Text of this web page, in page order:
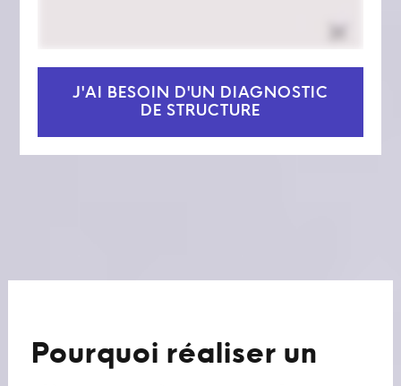
J'AI BESOIN D'UN DIAGNOSTIC
DE STRUCTURE
Pourquoi réaliser un